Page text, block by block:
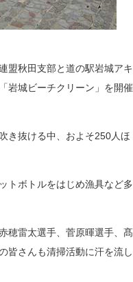
盟秋田支部と道の駅岩城アキ
岩城ビーチクリーン」を開催
き抜ける中、およそ250人ほ
トボトルをはじめ漁具など多
穂雷太選手、菅原暉選手、髙
皆さんも清掃活動に汗を流し